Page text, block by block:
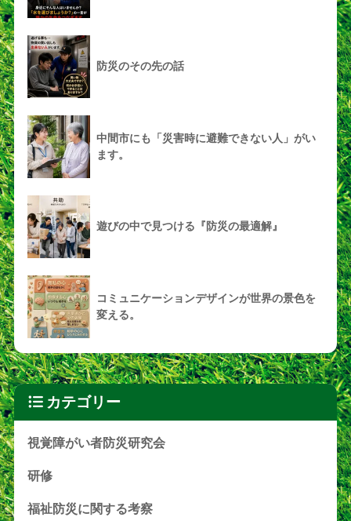
防災のその先の話
中間市にも「災害時に避難できない人」がい
ます。
遊びの中で見つける『防災の最適解』
コミュニケーションデザインが世界の景色を
変える。
カテゴリー
視覚障がい者防災研究会
研修
福祉防災に関する考察